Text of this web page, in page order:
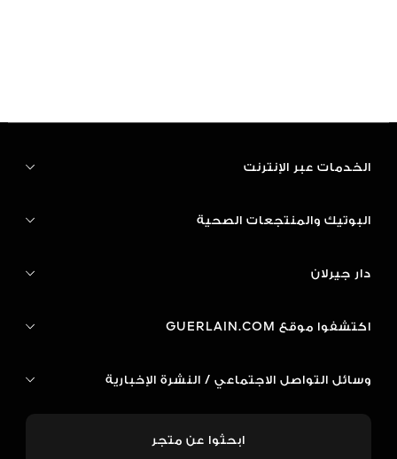
الخدمات عبر الإنترنت
البوتيك والمنتجعات الصحية
دار جيرلان
اكتشفوا موقع GUERLAIN.COM
وسائل التواصل الاجتماعي / النشرة الإخبارية
ابحثوا عن متجر